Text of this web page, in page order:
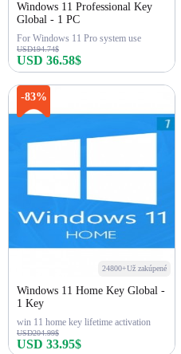
Windows 11 Professional Key
Global - 1 PC
For Windows 11 Pro system use
USD194.74$
USD 36.58$
-83%
24800+Už zakúpené
Windows 11 Home Key Global -
1 Key
win 11 home key lifetime activation
USD204.99$
USD 33.95$